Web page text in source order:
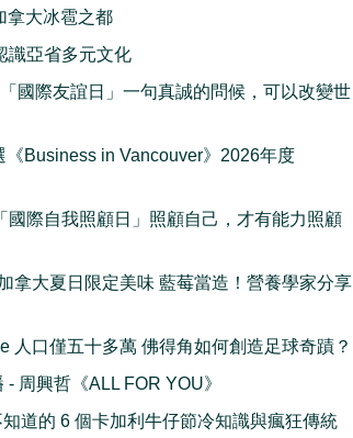
拿大冰雹之都
識亞省多元文化
國際友誼日」一句真誠的問候，可以改變世
《Business in Vancouver》2026年度
國際自我照顧日」照顧自己，才有能力照顧
拿大夏日限定美味 藍莓當造！營養學家分享
人口僅五十多萬 佛得角如何創造足球奇蹟？
- 周興哲《ALL FOR YOU》
道的 6 個卡加利牛仔節冷知識與瘋狂傳統